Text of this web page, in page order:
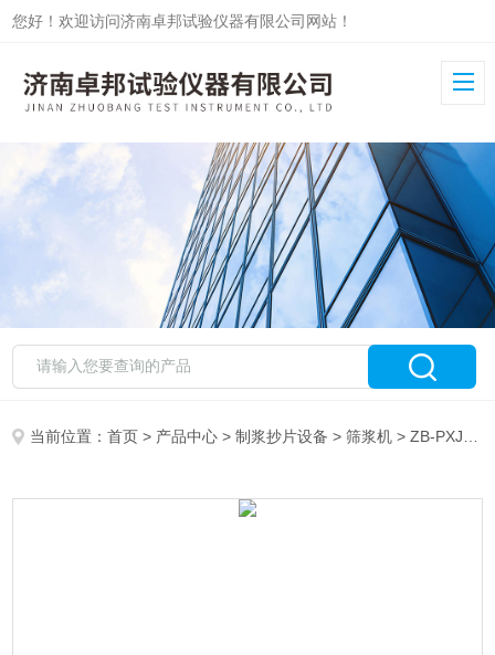
您好！欢迎访问济南卓邦试验仪器有限公司网站！
当前位置：首页 > 产品中心 >制浆抄片设备 >筛浆机 > ZB-PXJ标准筛浆机